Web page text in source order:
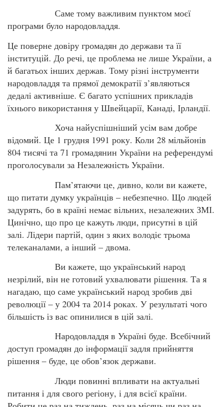
Саме тому важливим пунктом моєї
програми було народовладдя.
Це поверне довіру громадян до держави та її
інституцій. До речі, це проблема не лише України, а
й багатьох інших держав. Тому різні інструменти
народовладдя та прямої демократії з’являються
дедалі активніше. Є багато успішних прикладів
їхнього використання у Швейцарії, Канаді, Ірландії.
Хоча найуспішніший усім вам добре
відомий. Це 1 грудня 1991 року. Коли 28 мільйонів
804 тисячі та 71 громадянин України на референдумі
проголосували за Незалежність України.
Пам’ятаючи це, дивно, коли ви кажете,
що питати думку українців – небезпечно. Що людей
задурять, бо в країні немає вільних, незалежних ЗМІ.
Цинічно, що про це кажуть люди, присутні в цій
залі. Лідери партій, один з яких володіє трьома
телеканалами, а інший – двома.
Ви кажете, що український народ
незрілий, він не готовий ухвалювати рішення. Та я
нагадаю, що саме український народ зробив дві
революції – у 2004 та 2014 роках. У результаті чого
більшість із вас опинилися в цій залі.
Народовладдя в Україні буде. Всебічний
доступ громадян до інформації задля прийняття
рішення – буде, це обов’язок держави.
Люди повинні впливати на актуальні
питання і для свого регіону, і для всієї країни.